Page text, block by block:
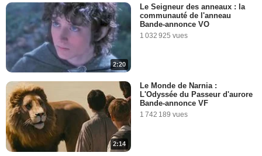
2:40
10:33
Spéciale Seigneur des
Anneaux
La Minute du mercredi 30
janvier 2008
2:20
Le Seigneur des anneaux : la
communauté de l'anneau
Bande-annonce VO
1 032 925 vues
2:14
Le Monde de Narnia :
L'Odyssée du Passeur d'aurore
Bande-annonce VF
1 742 189 vues